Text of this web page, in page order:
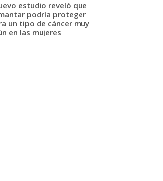
estudio reveló que
podría proteger
un tipo de cáncer muy
en las mujeres